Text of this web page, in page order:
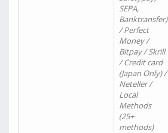
SEPA,
Banktransfer)
/ Perfect
Money /
Bitpay / Skrill
/ Credit card
(Japan Only) /
Neteller /
Local
Methods
(25+
methods)